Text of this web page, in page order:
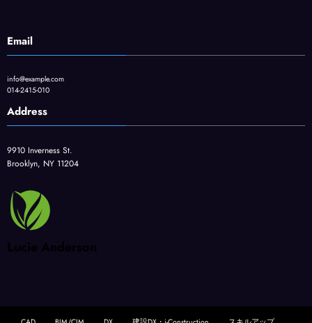
Email
info@example.com
014-2415-010
Address
9910 Inverness St.
Brooklyn, NY 11204
Lucie Anderson